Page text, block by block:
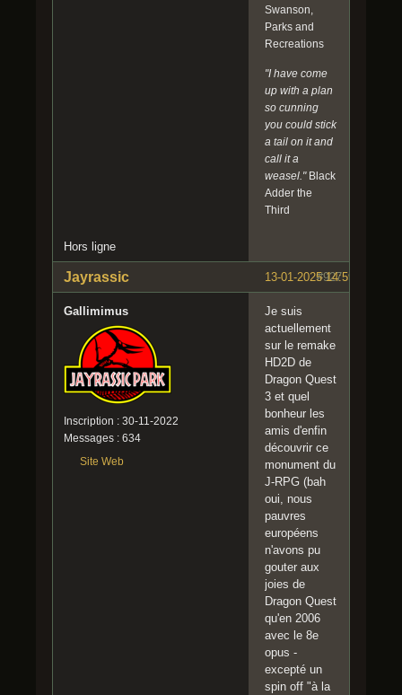
Swanson,
Parks and
Recreations
"I have come
up with a plan
so cunning
you could stick
a tail on it and
call it a
weasel."Black
Adder the
Third
Hors ligne
#927
13-01-2025 14:59:44
Jayrassic
Gallimimus
Inscription : 30-11-2022
Messages : 634
Site Web
Je suis
actuellement
sur le remake
HD2D de
Dragon Quest
3 et quel
bonheur les
amis d'enfin
découvrir ce
monument du
J-RPG (bah
oui, nous
pauvres
européens
n'avons pu
gouter aux
joies de
Dragon Quest
qu'en 2006
avec le 8e
opus -
excepté un
spin off "à la